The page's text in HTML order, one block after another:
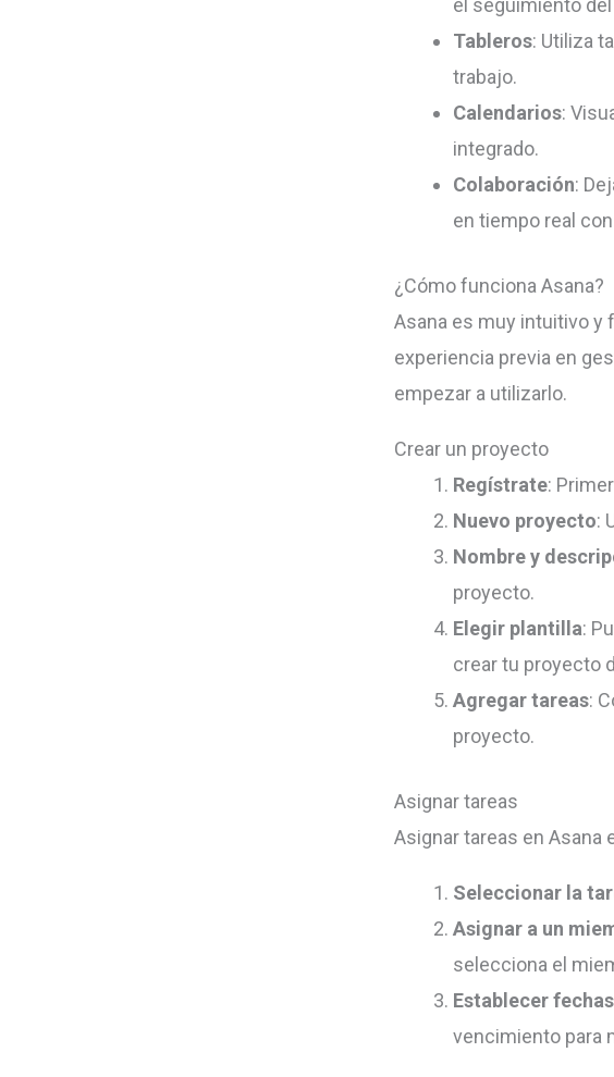
el seguimiento
Tableros: Utiliza
trabajo.
Calendarios:
integrado.
Colaboración:
en tiempo real
¿Cómo funciona Asana?
Asana es muy intuitivo y
experiencia previa en
empezar a utilizarlo.
Crear un proyecto
Regístrate:
Nuevo proyecto:
Nombre y
proyecto.
Elegir plantilla:
crear tu proyecto
Agregar tareas:
proyecto.
Asignar tareas
Asignar tareas en Asana
Seleccionar la
Asignar a un
selecciona el
Establecer fechas
vencimiento para